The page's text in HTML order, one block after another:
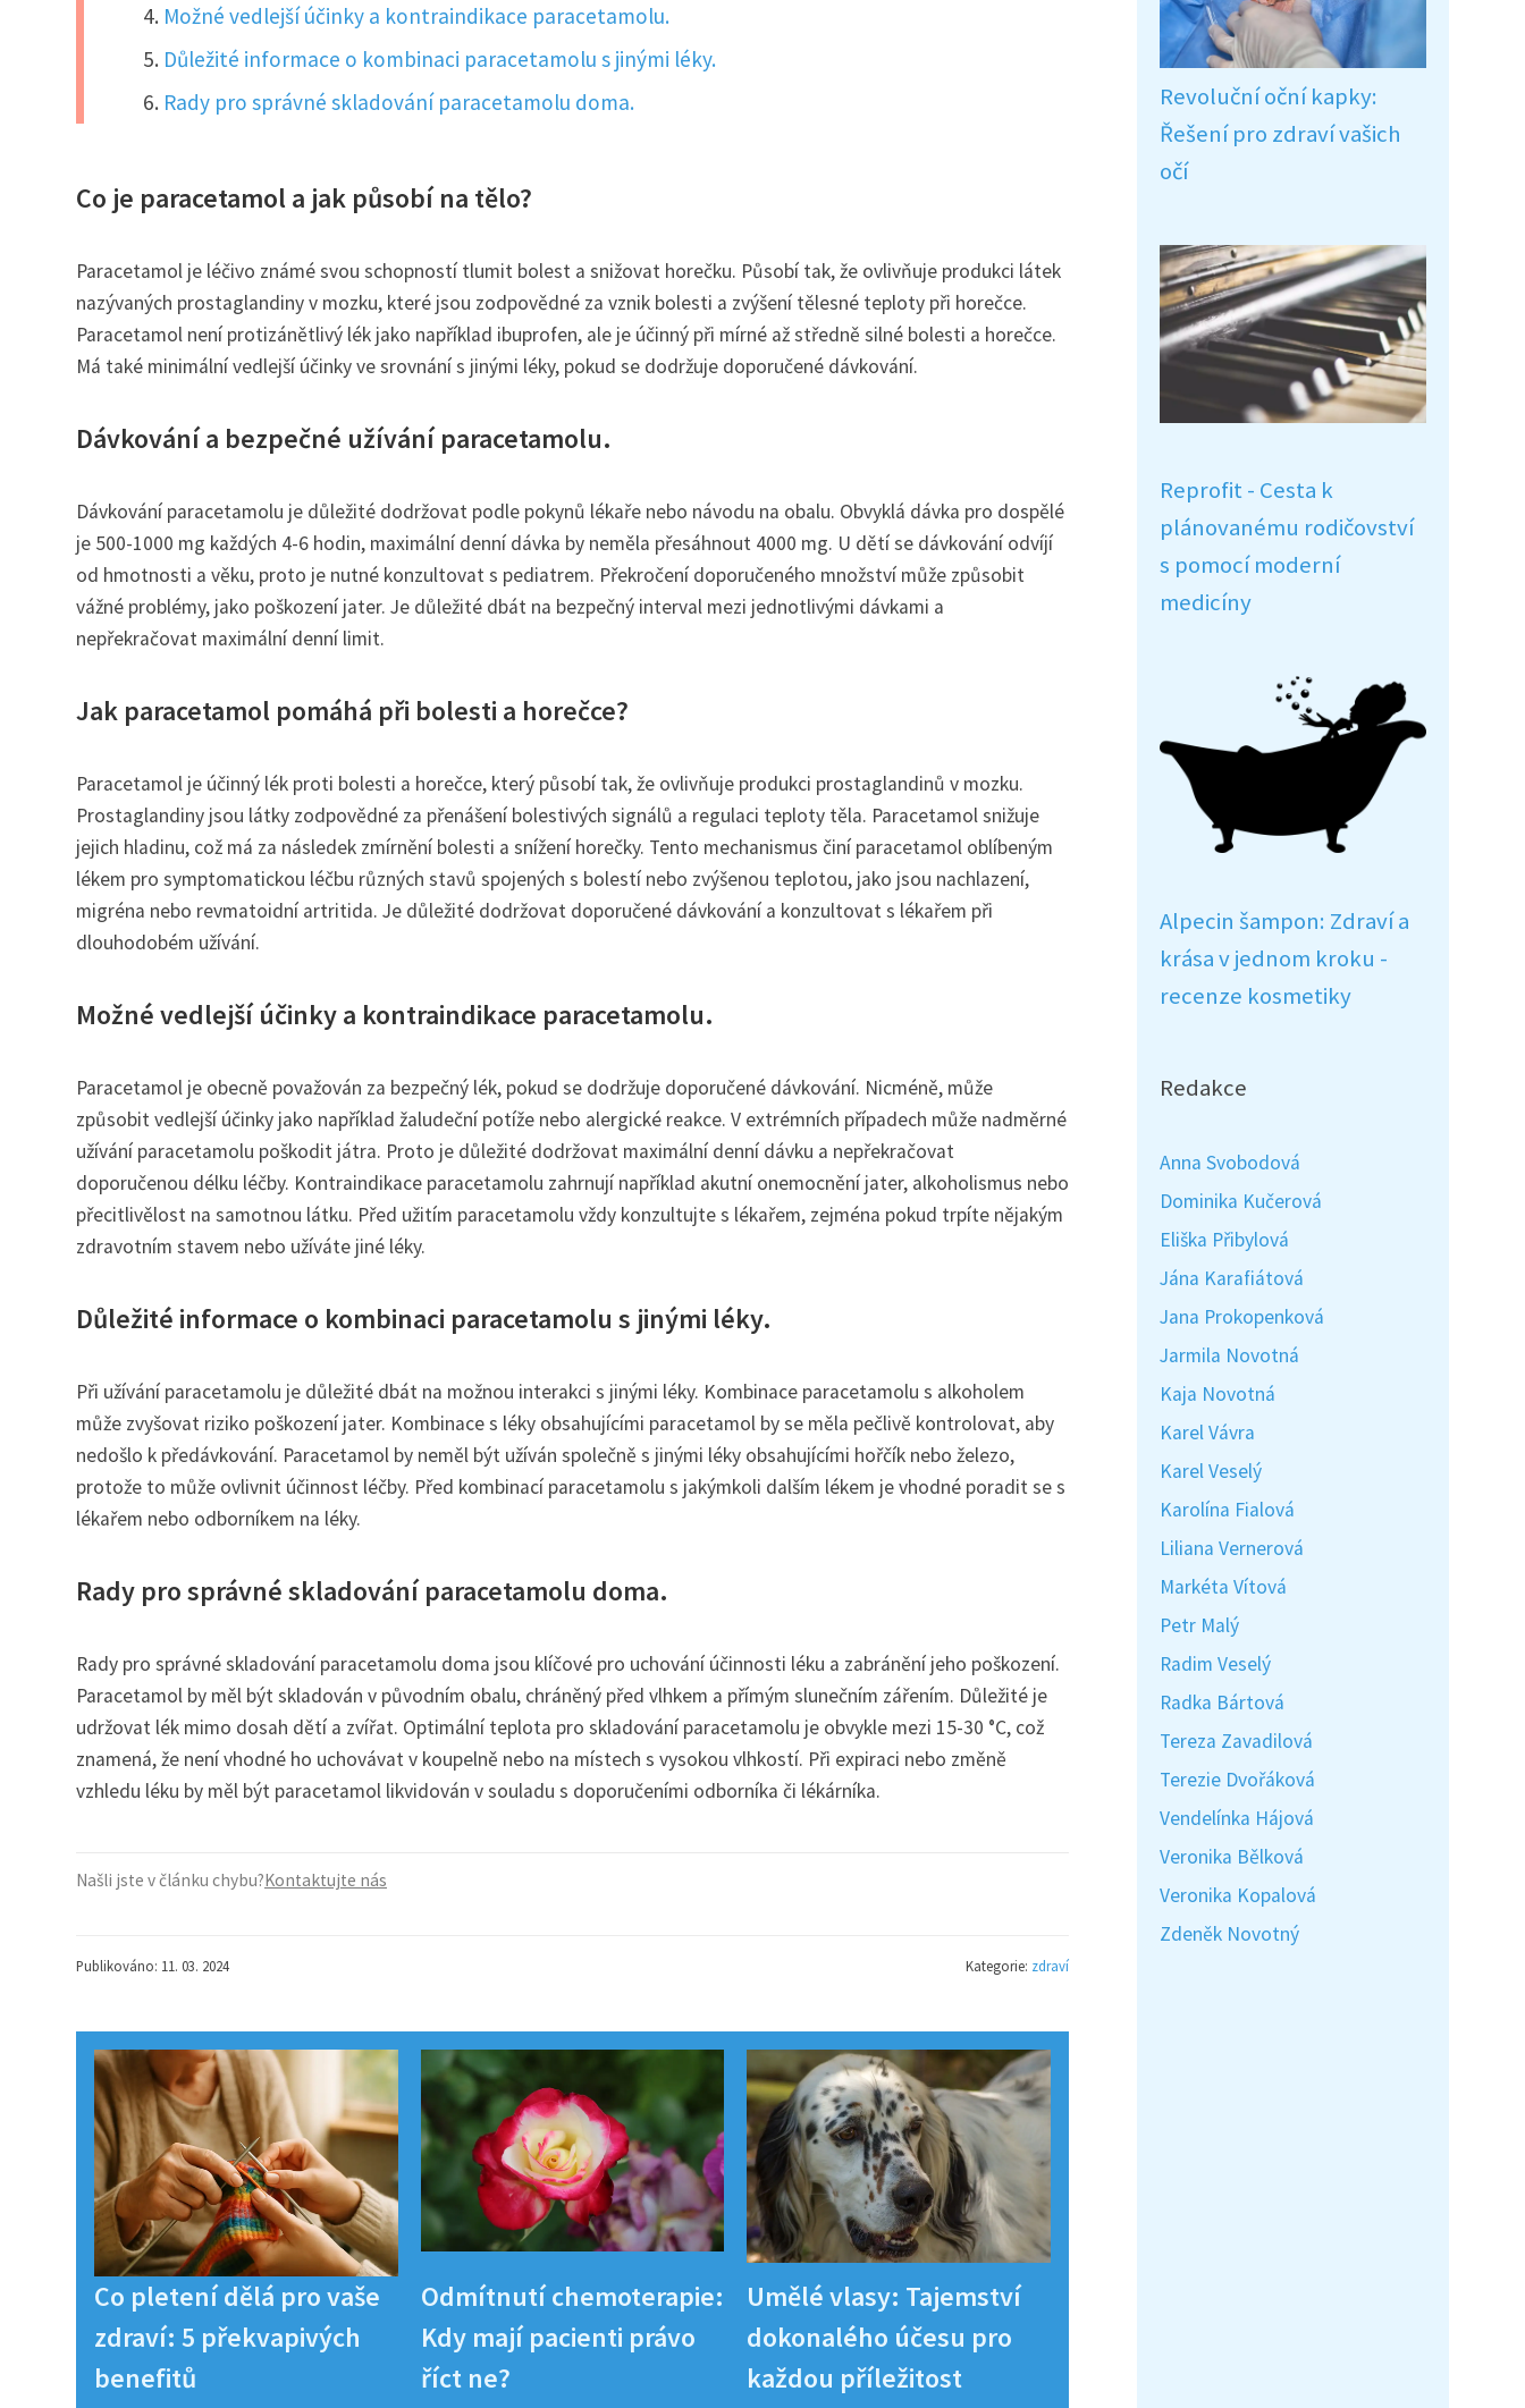
Možné vedlejší účinky a kontraindikace paracetamolu.
Důležité informace o kombinaci paracetamolu s jinými léky.
Rady pro správné skladování paracetamolu doma.
Co je paracetamol a jak působí na tělo?
Paracetamol je léčivo známé svou schopností tlumit bolest a snižovat horečku. Působí tak, že ovlivňuje produkci látek
nazývaných prostaglandiny v mozku, které jsou zodpovědné za vznik bolesti a zvýšení tělesné teploty při horečce.
Paracetamol není protizánětlivý lék jako například ibuprofen, ale je účinný při mírné až středně silné bolesti a horečce.
Má také minimální vedlejší účinky ve srovnání s jinými léky, pokud se dodržuje doporučené dávkování.
Dávkování a bezpečné užívání paracetamolu.
Dávkování paracetamolu je důležité dodržovat podle pokynů lékaře nebo návodu na obalu. Obvyklá dávka pro dospělé
je 500-1000 mg každých 4-6 hodin, maximální denní dávka by neměla přesáhnout 4000 mg. U dětí se dávkování odvíjí
od hmotnosti a věku, proto je nutné konzultovat s pediatrem. Překročení doporučeného množství může způsobit
vážné problémy, jako poškození jater. Je důležité dbát na bezpečný interval mezi jednotlivými dávkami a
nepřekračovat maximální denní limit.
Jak paracetamol pomáhá při bolesti a horečce?
Paracetamol je účinný lék proti bolesti a horečce, který působí tak, že ovlivňuje produkci prostaglandinů v mozku.
Prostaglandiny jsou látky zodpovědné za přenášení bolestivých signálů a regulaci teploty těla. Paracetamol snižuje
jejich hladinu, což má za následek zmírnění bolesti a snížení horečky. Tento mechanismus činí paracetamol oblíbeným
lékem pro symptomatickou léčbu různých stavů spojených s bolestí nebo zvýšenou teplotou, jako jsou nachlazení,
migréna nebo revmatoidní artritida. Je důležité dodržovat doporučené dávkování a konzultovat s lékařem při
dlouhodobém užívání.
Možné vedlejší účinky a kontraindikace paracetamolu.
Paracetamol je obecně považován za bezpečný lék, pokud se dodržuje doporučené dávkování. Nicméně, může
způsobit vedlejší účinky jako například žaludeční potíže nebo alergické reakce. V extrémních případech může nadměrné
užívání paracetamolu poškodit játra. Proto je důležité dodržovat maximální denní dávku a nepřekračovat
doporučenou délku léčby. Kontraindikace paracetamolu zahrnují například akutní onemocnění jater, alkoholismus nebo
přecitlivělost na samotnou látku. Před užitím paracetamolu vždy konzultujte s lékařem, zejména pokud trpíte nějakým
zdravotním stavem nebo užíváte jiné léky.
Důležité informace o kombinaci paracetamolu s jinými léky.
Při užívání paracetamolu je důležité dbát na možnou interakci s jinými léky. Kombinace paracetamolu s alkoholem
může zvyšovat riziko poškození jater. Kombinace s léky obsahujícími paracetamol by se měla pečlivě kontrolovat, aby
nedošlo k předávkování. Paracetamol by neměl být užíván společně s jinými léky obsahujícími hořčík nebo železo,
protože to může ovlivnit účinnost léčby. Před kombinací paracetamolu s jakýmkoli dalším lékem je vhodné poradit se s
lékařem nebo odborníkem na léky.
Rady pro správné skladování paracetamolu doma.
Rady pro správné skladování paracetamolu doma jsou klíčové pro uchování účinnosti léku a zabránění jeho poškození.
Paracetamol by měl být skladován v původním obalu, chráněný před vlhkem a přímým slunečním zářením. Důležité je
udržovat lék mimo dosah dětí a zvířat. Optimální teplota pro skladování paracetamolu je obvykle mezi 15-30 °C, což
znamená, že není vhodné ho uchovávat v koupelně nebo na místech s vysokou vlhkostí. Při expiraci nebo změně
vzhledu léku by měl být paracetamol likvidován v souladu s doporučeními odborníka či lékárníka.
Našli jste v článku chybu?Kontaktujte nás
Publikováno: 11. 03. 2024 Kategorie: zdraví
Co pletení dělá pro vaše
zdraví: 5 překvapivých
benefitů
Odmítnutí chemoterapie:
Kdy mají pacienti právo
říct ne?
Umělé vlasy: Tajemství
dokonalého účesu pro
každou příležitost
Revoluční oční kapky:
Řešení pro zdraví vašich
očí
Reprofit - Cesta k
plánovanému rodičovství
s pomocí moderní
medicíny
Alpecin šampon: Zdraví a
krása v jednom kroku -
recenze kosmetiky
Redakce
Anna Svobodová
Dominika Kučerová
Eliška Přibylová
Jána Karafiátová
Jana Prokopenková
Jarmila Novotná
Kaja Novotná
Karel Vávra
Karel Veselý
Karolína Fialová
Liliana Vernerová
Markéta Vítová
Petr Malý
Radim Veselý
Radka Bártová
Tereza Zavadilová
Terezie Dvořáková
Vendelínka Hájová
Veronika Bělková
Veronika Kopalová
Zdeněk Novotný